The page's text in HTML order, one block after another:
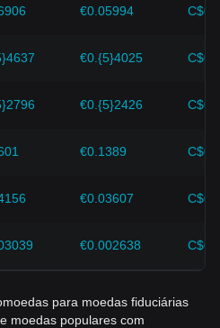
essa dinâmica para evitar
monitorar de perto as futuras
e ajustar suas estratégias
€0.05994
€0.{5}4025
€0.{5}2426
€0.1389
€0.03607
€0.002638
para moedas fiduciárias
moedas populares com